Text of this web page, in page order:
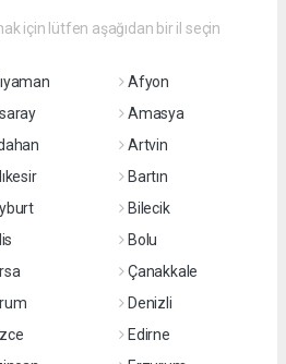
için lütfen aşağıdan bir il seçin
Afyon
Amasya
Artvin
Bartın
Bilecik
Bolu
Çanakkale
Denizli
Edirne